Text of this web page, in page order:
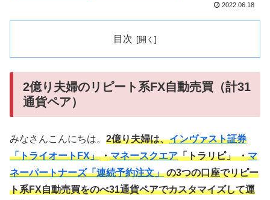
2022.06.18
目次
2億り夫婦のリピート系FX自動売買（計31
通貨ペア）
みなさんこんにちは。 2億り夫婦は、インヴァスト証券
「トライオートFX」・マネースクエア「トラリピ」 ・マ
ネーパートナーズ「連続予約注文」の3つの口座でリピー
ト系FX自動売買をのべ31通貨ペアでカスタマイズして運